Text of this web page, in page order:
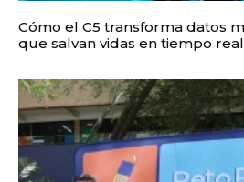
Cómo el C5 transforma datos
que salvan vidas en tiempo real